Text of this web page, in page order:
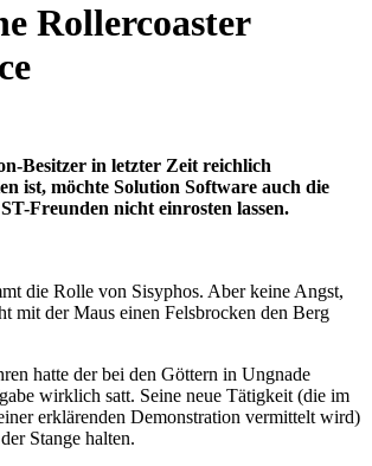
Rollercoaster
Besitzer in letzter Zeit reichlich
ist, möchte Solution Software auch die
Freunden nicht einrosten lassen.
die Rolle von Sisyphos. Aber keine Angst,
mit der Maus einen Felsbrocken den Berg
hatte der bei den Göttern in Ungnade
wirklich satt. Seine neue Tätigkeit (die im
erklärenden Demonstration vermittelt wird)
Stange halten.